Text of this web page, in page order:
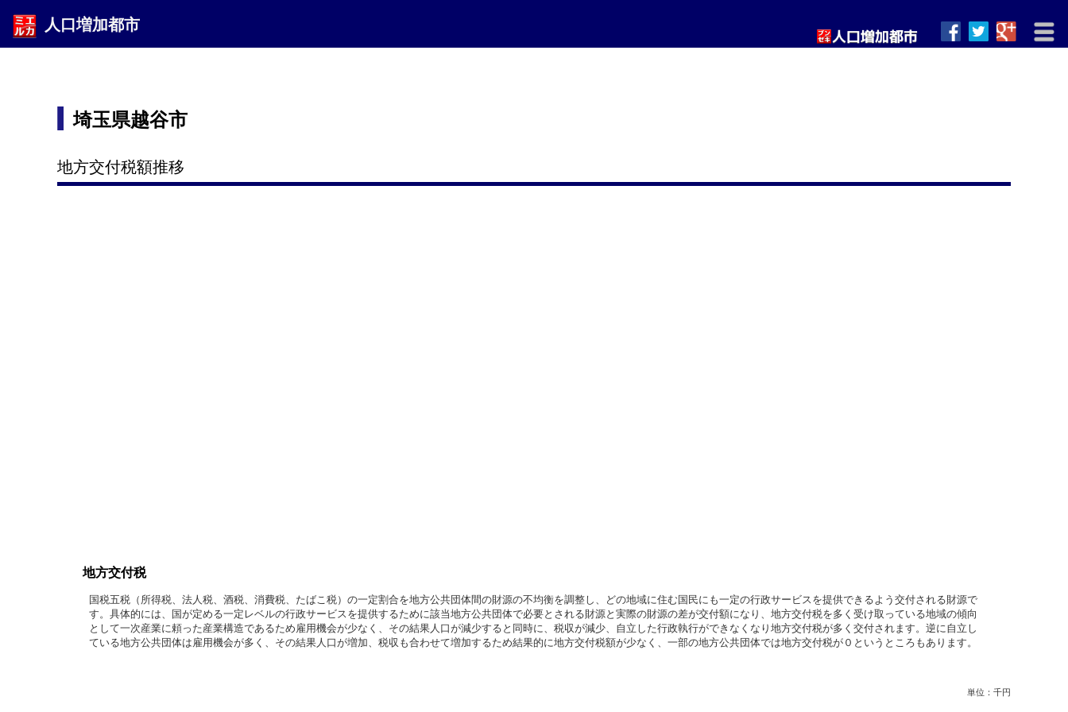
人口増加都市
埼玉県越谷市
地方交付税額推移
地方交付税
国税五税（所得税、法人税、酒税、消費税、たばこ税）の一定割合を地方公共団体間の財源の不均衡を調整し、どの地域に住む国民にも一定の行政サービスを提供できるよう交付される財源で
す。具体的には、国が定める一定レベルの行政サービスを提供するために該当地方公共団体で必要とされる財源と実際の財源の差が交付額になり、地方交付税を多く受け取っている地域の傾向
として一次産業に頼った産業構造であるため雇用機会が少なく、その結果人口が減少すると同時に、税収が減少、自立した行政執行ができなくなり地方交付税が多く交付されます。逆に自立し
ている地方公共団体は雇用機会が多く、その結果人口が増加、税収も合わせて増加するため結果的に地方交付税額が少なく、一部の地方公共団体では地方交付税が０というところもあります。
単位：千円